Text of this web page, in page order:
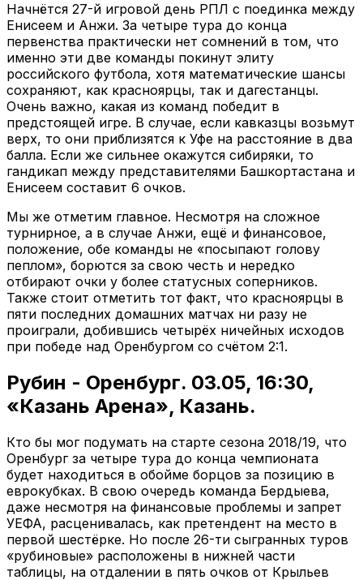
Начнётся 27-й игровой день РПЛ с поединка между
Енисеем и Анжи. За четыре тура до конца
первенства практически нет сомнений в том, что
именно эти две команды покинут элиту
российского футбола, хотя математические шансы
сохраняют, как красноярцы, так и дагестанцы.
Очень важно, какая из команд победит в
предстоящей игре. В случае, если кавказцы возьмут
верх, то они приблизятся к Уфе на расстояние в два
балла. Если же сильнее окажутся сибиряки, то
гандикап между представителями Башкортастана и
Енисеем составит 6 очков.
Мы же отметим главное. Несмотря на сложное
турнирное, а в случае Анжи, ещё и финансовое,
положение, обе команды не «посыпают голову
пеплом», борются за свою честь и нередко
отбирают очки у более статусных соперников.
Также стоит отметить тот факт, что красноярцы в
пяти последних домашних матчах ни разу не
проиграли, добившись четырёх ничейных исходов
при победе над Оренбургом со счётом 2:1.
Рубин - Оренбург. 03.05, 16:30,
«Казань Арена», Казань.
Кто бы мог подумать на старте сезона 2018/19, что
Оренбург за четыре тура до конца чемпионата
будет находиться в обойме борцов за позицию в
еврокубках. В свою очередь команда Бердыева,
даже несмотря на финансовые проблемы и запрет
УЕФА, расценивалась, как претендент на место в
первой шестёрке. Но после 26-ти сыгранных туров
«рубиновые» расположены в нижней части
таблицы, на отдалении в пять очков от Крыльев